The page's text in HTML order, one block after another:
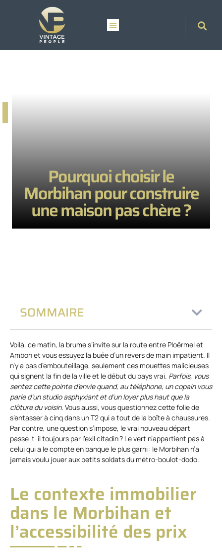
Pourquoi choisir le
Morbihan pour construire
une maison pas chère ?
SOMMAIRE
Voilà, ce matin, la brume s’invite sur la route entre Ploërmel et
Ambon et vous essuyez la buée d’un revers de main impatient. Il
n’y a pas d’embouteillage, seulement ces mouettes malicieuses
qui signent la fin de la ville et le début du pays vrai. Parfois, vous
sentez cette pointe d’envie quand, au téléphone, un copain vous
parle d’un studio asphyxiant et d’un loyer plus haut que la
clôture du voisin. Vous aussi, vous questionnez cette folie de
s’entasser à cinq dans un T2 qui a tout de la boîte à chaussures.
Par contre, une question s’impose, le vrai nouveau départ
passe-t-il toujours par l’exil citadin ? Le vert n’appartient pas à
celui qui a le compte en banque le plus garni : le Morbihan n’a
jamais voulu jouer aux petits soldats du métro-boulot-dodo.
Le contexte immobilier
dans le Morbihan et
l’accessibilité des prix